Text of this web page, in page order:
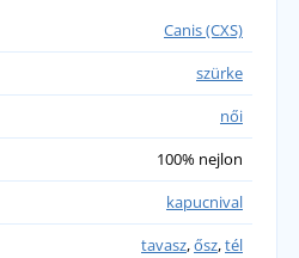
Canis (CXS)
szürke
női
100% nejlon
kapucnival
tavasz,ősz,tél